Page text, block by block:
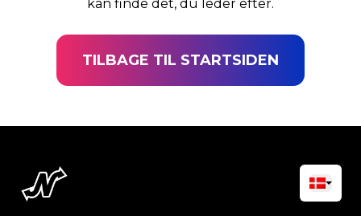
kan finde det, du leder efter.
TILBAGE TIL STARTSIDEN